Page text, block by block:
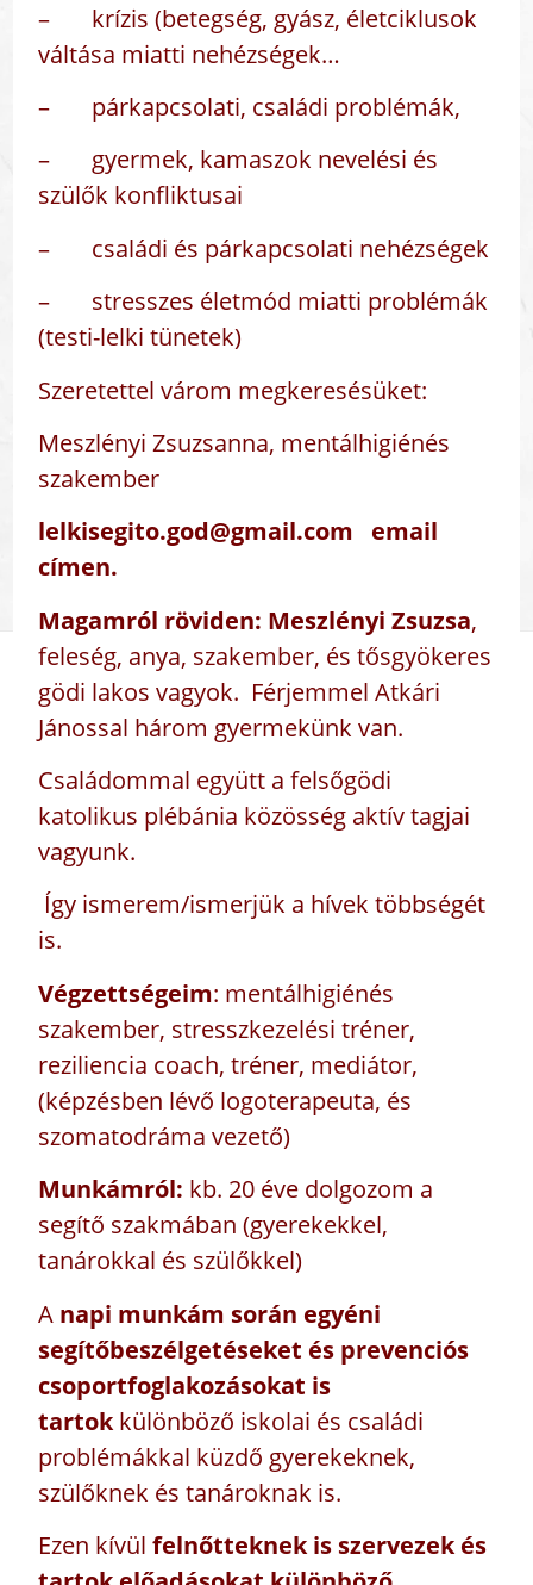
– krízis (betegség, gyász, életciklusok
váltása miatti nehézségek…
– párkapcsolati, családi problémák,
– gyermek, kamaszok nevelési és
szülők konfliktusai
– családi és párkapcsolati nehézségek
– stresszes életmód miatti problémák
(testi-lelki tünetek)
Szeretettel várom megkeresésüket:
Meszlényi Zsuzsanna, mentálhigiénés
szakember
lelkisegito.god@gmail.com email
címen.
Magamról röviden: Meszlényi Zsuzsa,
feleség, anya, szakember, és tősgyökeres
gödi lakos vagyok. Férjemmel Atkári
Jánossal három gyermekünk van.
Családommal együtt a felsőgödi
katolikus plébánia közösség aktív tagjai
vagyunk.
Így ismerem/ismerjük a hívek többségét
is.
Végzettségeim: mentálhigiénés
szakember, stresszkezelési tréner,
reziliencia coach, tréner, mediátor,
(képzésben lévő logoterapeuta, és
szomatodráma vezető)
Munkámról: kb. 20 éve dolgozom a
segítő szakmában (gyerekekkel,
tanárokkal és szülőkkel)
A napi munkám során egyéni
segítőbeszélgetéseket és prevenciós
csoportfoglakozásokat is
tartokkülönböző iskolai és családi
problémákkal küzdő gyerekeknek,
szülőknek és tanároknak is.
Ezen kívül felnőtteknek is szervezek és